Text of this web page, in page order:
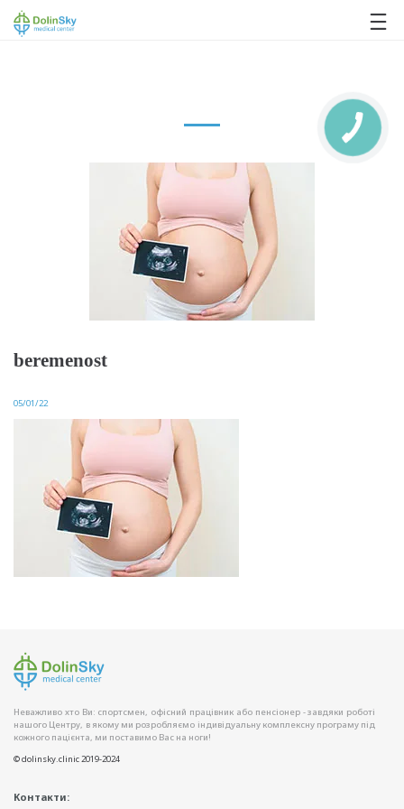
beremenost
05/01/22
Неважливо хто Ви: спортсмен, офісний працівник або пенсіонер - завдяки роботі
нашого Центру, в якому ми розробляємо індивідуальну комплексну програму під
кожного пацієнта, ми поставимо Вас на ноги!
© dolinsky.clinic 2019-2024
Контакти: